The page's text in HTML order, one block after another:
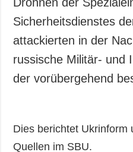
Sicherheitsdienstes
attackierten in der
russische Militär- und
der vorübergehend
Dies berichtet Ukrinform
Quellen im SBU.